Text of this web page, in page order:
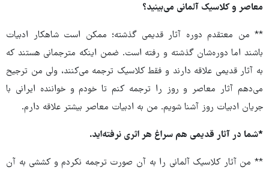
معاصر و کلاسیک آلمانی می‌بینید؟
** من معتقدم دوره آثار قدیمی گذشته؛ ممکن است شاهکار ادبیات
باشند اما دوره‌شان گذشته و رفته است. ضمن اینکه مترجمانی هستند که
به آثار قدیمی علاقه دارند و فقط کلاسیک ترجمه می‌کنند، ولی من ترجیح
می‌دهم آثار معاصر و روز را ترجمه کنم تا خودم و خواننده ایرانی با
جریان ادبیات روز آشنا شویم. من به ادبیات معاصر بیشتر علاقه دارم.
*شما در آثار قدیمی هم سراغ هر اثری نرفته‌اید.
** من آثار کلاسیک آلمانی را به آن صورت ترجمه نکردم و کششی به آن